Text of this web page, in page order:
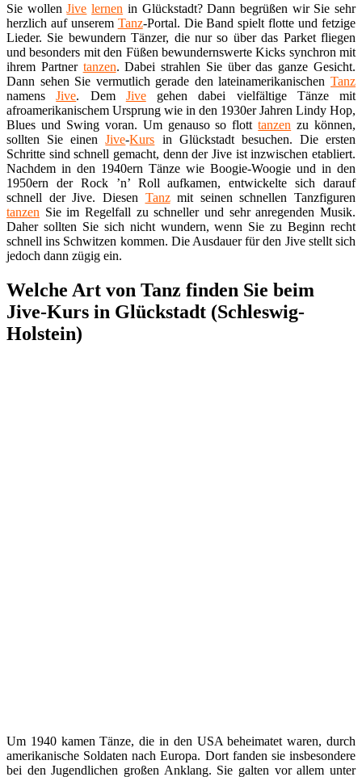
Sie wollenJive lernen in Glückstadt? Dann begrüßen wir Sie sehr
herzlich auf unserem Tanz-Portal. Die Band spielt flotte und fetzige
Lieder. Sie bewundern Tänzer, die nur so über das Parket fliegen
und besonders mit den Füßen bewundernswerte Kicks synchron mit
ihrem Partner tanzen. Dabei strahlen Sie über das ganze Gesicht.
Dann sehen Sie vermutlich gerade den lateinamerikanischen Tanz
namensJive. Dem Jivegehen dabei vielfältige Tänze mit
afroamerikanischem Ursprung wie in den 1930er Jahren Lindy Hop,
Blues und Swing voran. Um genauso so flotttanzen zu können,
sollten Sie einenJive-Kurs in Glückstadt besuchen. Die ersten
Schritte sind schnell gemacht, denn der Jive ist inzwischen etabliert.
Nachdem in den 1940ern Tänze wie Boogie-Woogie und in den
1950ern der Rock ’n’ Roll aufkamen, entwickelte sich darauf
schnell der Jive. Diesen Tanzmit seinen schnellen Tanzfiguren
tanzen Sie im Regelfall zu schneller und sehr anregenden Musik.
Daher sollten Sie sich nicht wundern, wenn Sie zu Beginn recht
schnell ins Schwitzen kommen. Die Ausdauer für den Jive stellt sich
jedoch dann zügig ein.
Welche Art von Tanz finden Sie beim
Jive-Kurs in Glückstadt (Schleswig-
Holstein)
Um 1940 kamen Tänze, die in den USA beheimatet waren, durch
amerikanische Soldaten nach Europa. Dort fanden sie insbesondere
bei den Jugendlichen großen Anklang. Sie galten vor allem unter